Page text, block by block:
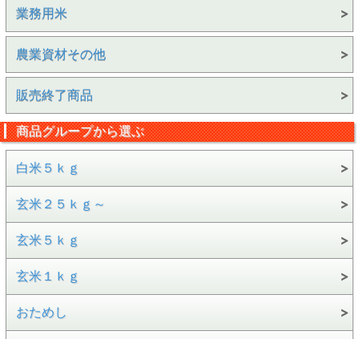
業務用米
農業資材その他
販売終了商品
商品グループから選ぶ
白米５ｋｇ
玄米２５ｋｇ～
玄米５ｋｇ
玄米１ｋｇ
おためし